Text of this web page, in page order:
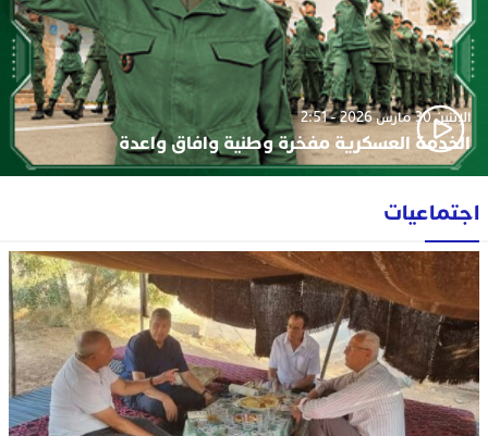
الإثنين 30 مارس 2026 - 2:51
الخدمة العسكرية مفخرة وطنية وافاق واعدة
اجتماعيات